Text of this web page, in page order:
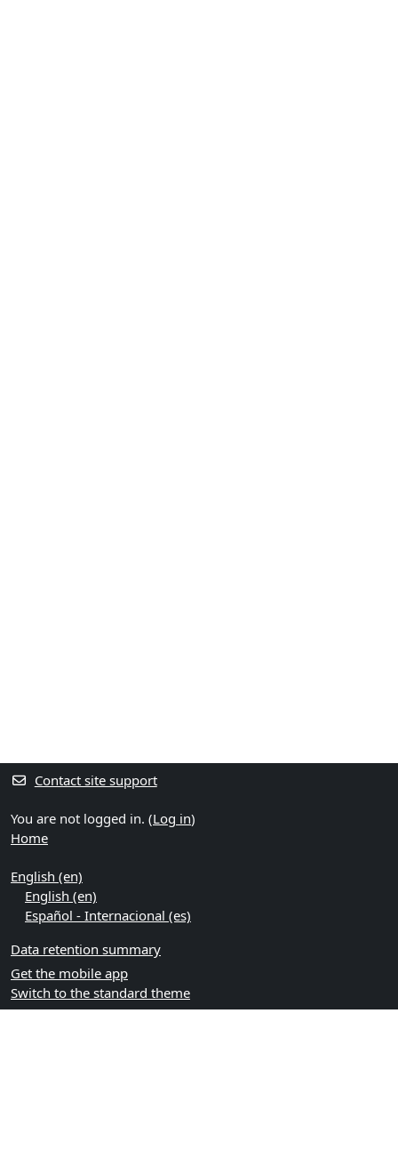
Contact site support
You are not logged in. (Log in)
Home
English ‎(en)‎
English ‎(en)‎
Español - Internacional ‎(es)‎
Data retention summary
Get the mobile app
Switch to the standard theme